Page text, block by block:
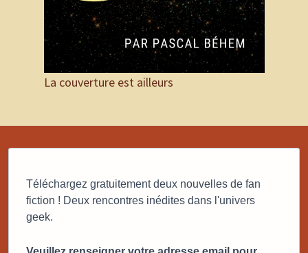
La couverture est ailleurs
Téléchargez gratuitement deux nouvelles de fan
fiction ! Deux rencontres inédites dans l'univers
geek.